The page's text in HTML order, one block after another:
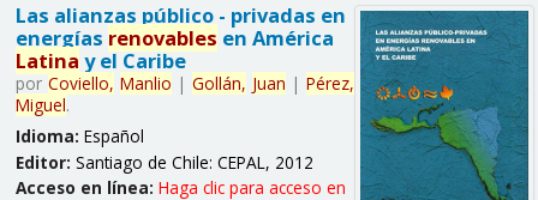
Las alianzas público - privadas en
energías renovables en América
Latina y el Caribe
por Coviello, Manlio | Gollán, Juan | Pérez,
Miguel.
Idioma: Español
Editor: Santiago de Chile: CEPAL, 2012
Acceso en línea: Haga clic para acceso en